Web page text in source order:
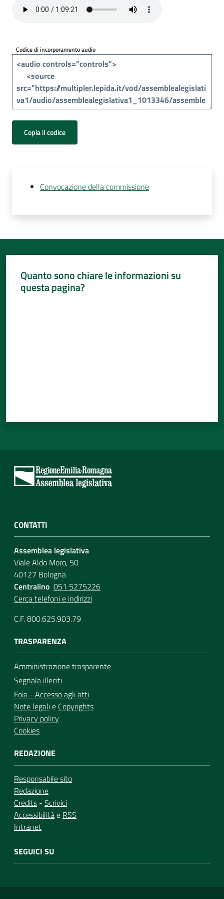
Per
cittadini
Codice di incorporamento audio
Copia il codice
Convocazione della commissione
Quanto sono chiare le informazioni su
questa pagina?
CONTATTI
Assemblea legislativa
Viale Aldo Moro, 50
40127 Bologna
Centralino 051 5275226
Cerca telefoni e indirizzi
C.F. 800.625.903.79
TRASPARENZA
Amministrazione trasparente
Segnala illeciti
Foia - Accesso agli atti
Note legalie Copyrights
Privacy policy
Cookies
REDAZIONE
Responsabile sito
Redazione
Credits - Scrivici
Accessibilitàe RSS
Intranet
SEGUICI SU